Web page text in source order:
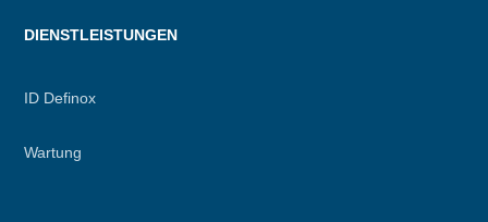
DIENSTLEISTUNGEN
ID Definox
Wartung